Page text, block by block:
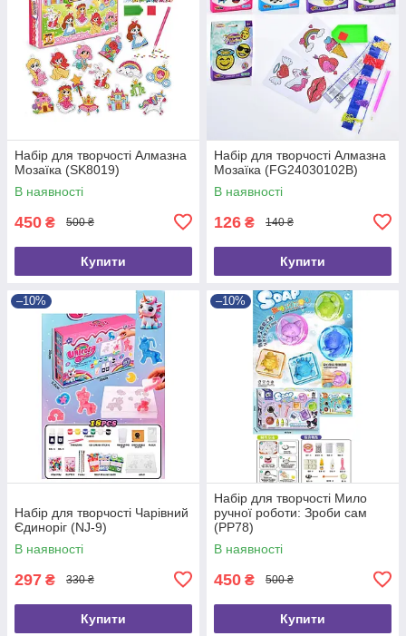
Набір для творчості Алмазна
Мозаїка (SK8019)
В наявності
450 ₴ 500 ₴
Купити
Набір для творчості Алмазна
Мозаїка (FG24030102B)
В наявності
126 ₴ 140 ₴
Купити
–10%
Набір для творчості Чарівний
Єдиноріг (NJ-9)
В наявності
297 ₴ 330 ₴
Купити
–10%
Набір для творчості Мило
ручної роботи: Зроби сам
(PP78)
В наявності
450 ₴ 500 ₴
Купити